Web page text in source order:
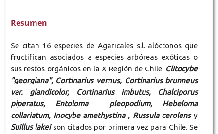
Resumen
Se citan 16 especies de Agaricales s.l. alóctonos que
fructifican asociados a especies arbóreas exóticas o
sus restos orgánicos en la X Región de Chile. Clitocybe
"georgiana", Cortinarius vernus, Cortinarius brunneus
var. glandicolor, Cortinarius imbutus, Chalciporus
piperatus, Entoloma pleopodium, Hebeloma
collariatum, Inocybe amethystina , Russula cerolens y
Suillus lakeison citados por primera vez para Chile. Se